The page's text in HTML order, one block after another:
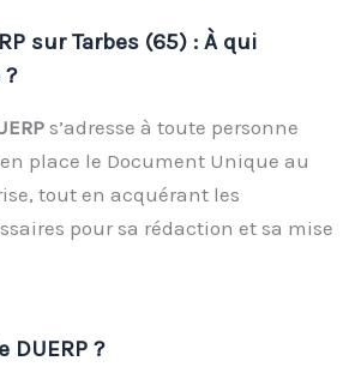
sur Tarbes (65) : À qui
s’adresse à toute personne
place le Document Unique au
tout en acquérant les
pour sa rédaction et sa mise
DUERP ?